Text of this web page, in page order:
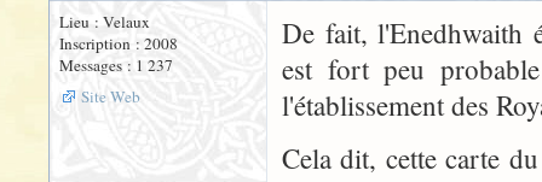
Lieu : Velaux
Inscription : 2008
Messages : 1 237
Site Web
De fait, l'Enedhwaith
est fort peu
l'établissement des
Cela dit, cette carte